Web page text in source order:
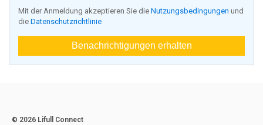
Mit der Anmeldung akzeptieren Sie die Nutzungsbedingungen und
die Datenschutzrichtlinie
Benachrichtigungen erhalten
© 2026 Lifull Connect